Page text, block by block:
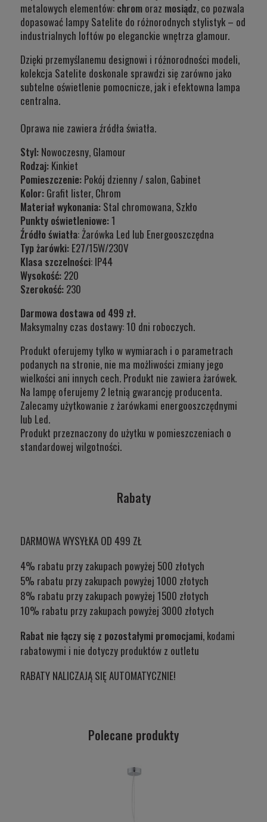
metalowych elementów: chrom oraz mosiądz, co pozwala
dopasować lampy Satelite do różnorodnych stylistyk – od
industrialnych loftów po eleganckie wnętrza glamour.
Dzięki przemyślanemu designowi i różnorodności modeli,
kolekcja Satelite doskonale sprawdzi się zarówno jako
subtelne oświetlenie pomocnicze, jak i efektowna lampa
centralna.
Oprawa nie zawiera źródła światła.
Styl: Nowoczesny, Glamour
Rodzaj: Kinkiet
Pomieszczenie: Pokój dzienny / salon, Gabinet
Kolor: Grafit lister, Chrom
Materiał wykonania: Stal chromowana, Szkło
Punkty oświetleniowe:1
Źródło światła: Żarówka Led lub Energooszczędna
Typ żarówki: E27/15W/230V
Klasa szczelności: IP44
Wysokość: 220
Szerokość: 230
Darmowa dostawa od 499 zł.
Maksymalny czas dostawy: 10 dni roboczych.
Produkt oferujemy tylko w wymiarach i o parametrach
podanych na stronie, nie ma możliwości zmiany jego
wielkości ani innych cech. Produkt nie zawiera żarówek.
Na lampę oferujemy 2 letnią gwarancję producenta.
Zalecamy użytkowanie z żarówkami energooszczędnymi
lub Led.
Produkt przeznaczony do użytku w pomieszczeniach o
standardowej wilgotności.
Rabaty
DARMOWA WYSYŁKA OD 499 ZŁ
4% rabatu przy zakupach powyżej 500 złotych
5% rabatu przy zakupach powyżej 1000 złotych
8% rabatu przy zakupach powyżej 1500 złotych
10% rabatu przy zakupach powyżej 3000 złotych
Rabat nie łączy się z pozostałymi promocjami, kodami
rabatowymi i nie dotyczy produktów z outletu
RABATY NALICZAJĄ SIĘ AUTOMATYCZNIE!
Polecane produkty